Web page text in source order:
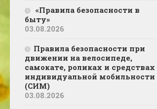
«Правила безопасности в
быту»
03.08.2026
Правила безопасности при
движении на велосипеде,
самокате, роликах и средствах
индивидуальной мобильности
(СИМ)
03.08.2026